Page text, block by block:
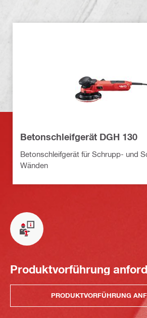
Betonschleifgerät DGH 130
Betonschleifgerät für Schrupp- und
Wänden
Produktvorführung
PRODUKTVORFÜHRUNG